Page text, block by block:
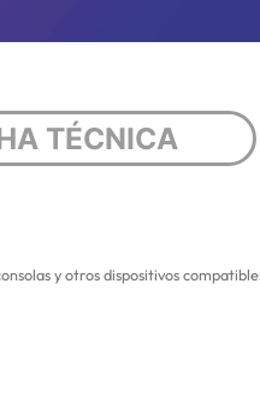
TÉCNICA
y otros dispositivos